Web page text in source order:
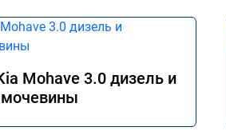
Mohave 3.0 дизель и